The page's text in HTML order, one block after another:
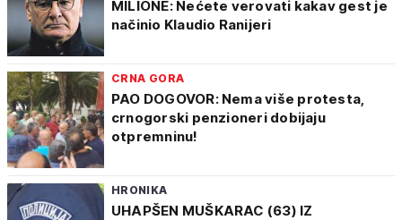
MILIONE: Nećete verovati kakav gest je
načinio Klaudio Ranijeri
CRNA GORA
PAO DOGOVOR: Nema više protesta,
crnogorski penzioneri dobijaju
otpremninu!
HRONIKA
UHAPŠEN MUŠKARAC (63) IZ